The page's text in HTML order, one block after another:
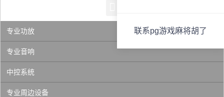
联系pg游戏麻将胡了
专业功放
专业音响
中控系统
专业周边设备